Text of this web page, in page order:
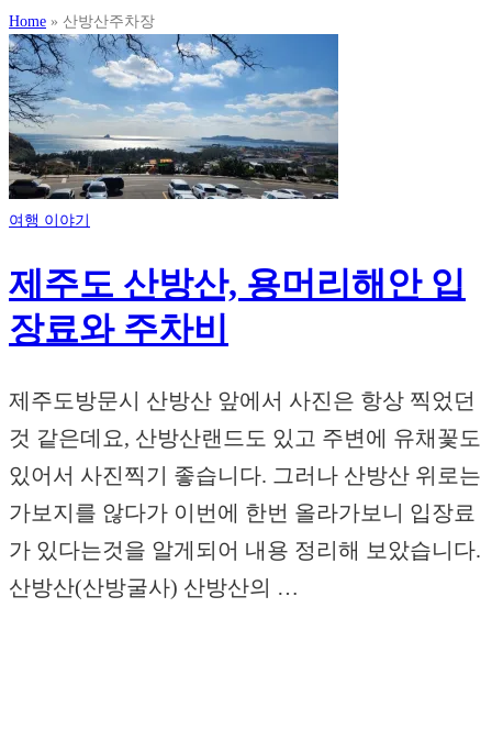
Home » 산방산주차장
여행 이야기
제주도 산방산, 용머리해안 입
장료와 주차비
제주도방문시 산방산 앞에서 사진은 항상 찍었던
것 같은데요, 산방산랜드도 있고 주변에 유채꽃도
있어서 사진찍기 좋습니다. 그러나 산방산 위로는
가보지를 않다가 이번에 한번 올라가보니 입장료
가 있다는것을 알게되어 내용 정리해 보았습니다.
산방산(산방굴사) 산방산의 …